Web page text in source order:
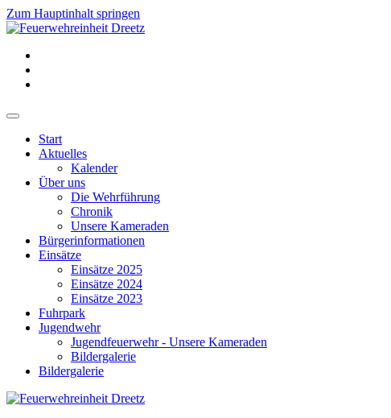
Zum Hauptinhalt springen
Start
Aktuelles
Kalender
Über uns
Die Wehrführung
Chronik
Unsere Kameraden
Bürgerinformationen
Einsätze
Einsätze 2025
Einsätze 2024
Einsätze 2023
Fuhrpark
Jugendwehr
Jugendfeuerwehr - Unsere Kameraden
Bildergalerie
Bildergalerie